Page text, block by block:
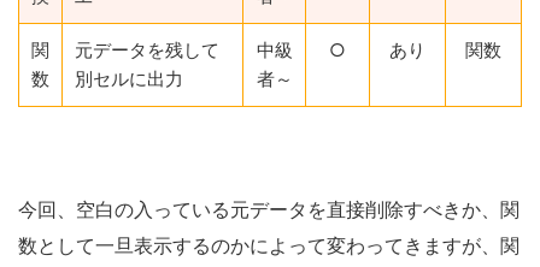
関
数
元データを残して
別セルに出力
中級
者～
○ あり 関数
今回、空白の入っている元データを直接削除すべきか、関
数として一旦表示するのかによって変わってきますが、関